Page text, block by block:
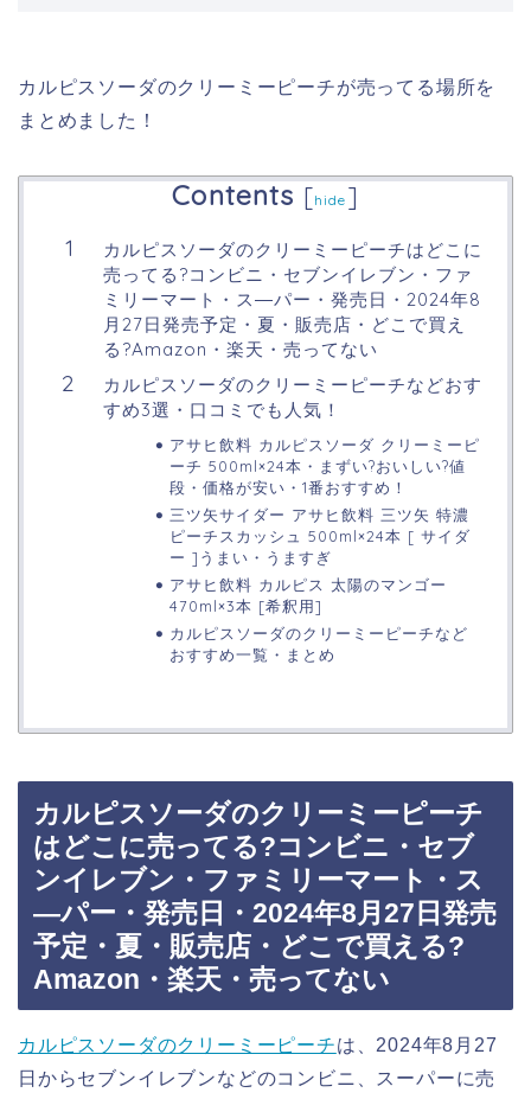
カルピスソーダのクリーミーピーチが売ってる場所を
まとめました！
Contents [hide ]
カルピスソーダのクリーミーピーチはどこに
売ってる?コンビニ・セブンイレブン・ファ
ミリーマート・ス―パー・発売日・2024年8
月27日発売予定・夏・販売店・どこで買え
る?Amazon・楽天・売ってない
カルピスソーダのクリーミーピーチなどおす
すめ3選・口コミでも人気！
アサヒ飲料 カルピスソーダ クリーミーピ
ーチ 500ml×24本・まずい?おいしい?値
段・価格が安い・1番おすすめ！
三ツ矢サイダー アサヒ飲料 三ツ矢 特濃
ピーチスカッシュ 500ml×24本 [ サイダ
ー ]うまい・うますぎ
アサヒ飲料 カルピス 太陽のマンゴー
470ml×3本 [希釈用]
カルピスソーダのクリーミーピーチなど
おすすめ一覧・まとめ
カルピスソーダのクリーミーピーチ
はどこに売ってる?コンビニ・セブ
ンイレブン・ファミリーマート・ス
―パー・発売日・2024年8月27日発売
予定・夏・販売店・どこで買える?
Amazon・楽天・売ってない
カルピスソーダのクリーミーピーチは、2024年8月27
日からセブンイレブンなどのコンビニ、スーパーに売